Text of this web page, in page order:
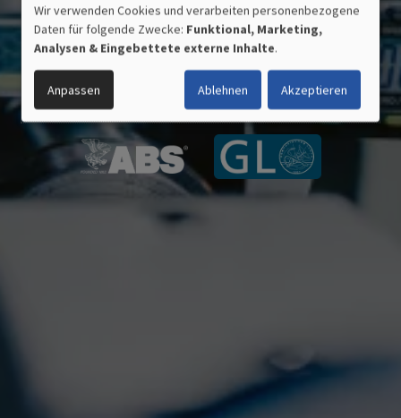
ZERTIFIZIERTE QUALITÄT
MADE IN GERMANY
VERWENDUNG
PERSONENBEZOGENER
DATEN
UND
COOKIES
Wir verwenden Cookies und verarbeiten personenbezogene
Daten für folgende Zwecke: Funktional, Marketing,
Analysen & Eingebettete externe Inhalte.
Anpassen Ablehnen Akzeptieren